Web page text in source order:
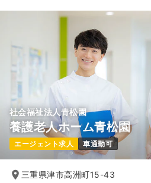
社会福祉法人青松園
養護老人ホーム青松園
エージェント求人 車通勤可
三重県津市高洲町15-43